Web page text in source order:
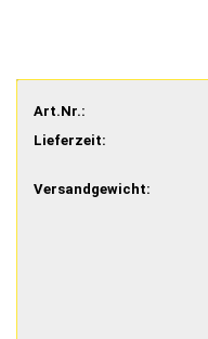
Art.Nr.:
Lieferzeit:
Versandgewicht: